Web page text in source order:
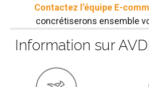
Contactez l’équipe E-
concrétiserons ensemble
Information sur